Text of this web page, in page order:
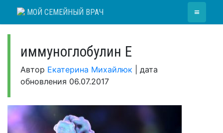
МОЙ СЕМЕЙНЫЙ ВРАЧ ≡
иммуноглобулин Е
Автор Екатерина Михайлюк
дата
обновления 06.07.2017